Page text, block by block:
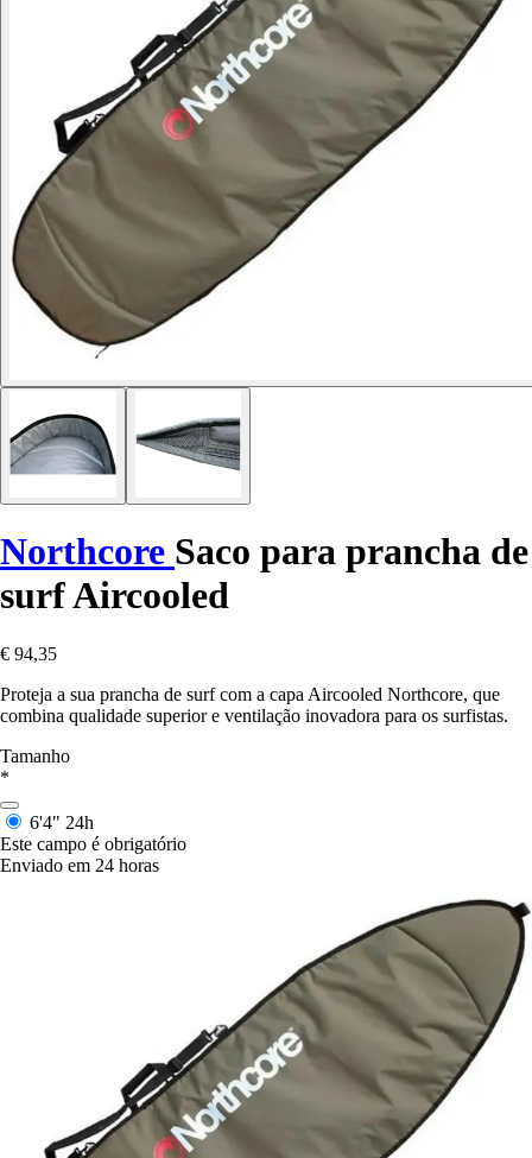
Northcore Saco para prancha de
surf Aircooled
€ 94,35
Proteja a sua prancha de surf com a capa Aircooled Northcore, que
combina qualidade superior e ventilação inovadora para os surfistas.
Tamanho
*
6'4" 24h
Este campo é obrigatório
Enviado em 24 horas